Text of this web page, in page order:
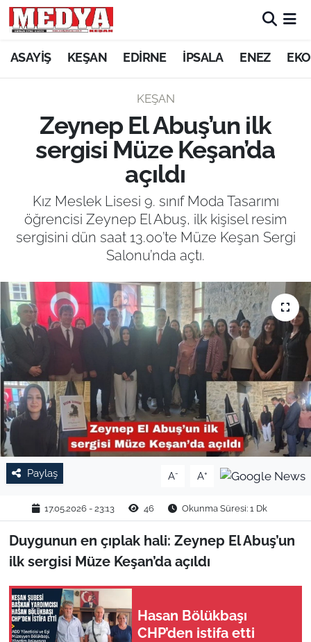
ASAYİŞ KEŞAN EDİRNE İPSALA ENEZ
KEŞAN
Zeynep El Abuş’un ilk
sergisi Müze Keşan’da
açıldı
Kız Meslek Lisesi 9. sınıf Moda Tasarımı
öğrencisi Zeynep El Abuş, ilk kişisel resim
sergisini dün saat 13.00’te Müze Keşan Sergi
Salonu’nda açtı.
Paylaş A- A+
17.05.2026 - 23:13 46 Okunma Süresi: 1 Dk
Duygunun en çıplak hali: Zeynep El Abuş’un
ilk sergisi Müze Keşan’da açıldı
Hasan Bölükbaşı
CHP’den istifa etti
KEŞAN
ASAYİŞ
SİYASET
GÜNDEM
EKONOMİ
EĞİTİM
TARIM VE HAYVANCILIK
KÜLTÜR SANAT
RESMİ İLAN
SPOR
YAŞAM
EDİRNE
TEKİRDAĞ
KIRKLARELİ
ÇANAKKALE